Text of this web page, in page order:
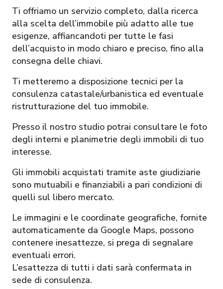
Ti offriamo un servizio completo, dalla ricerca
alla scelta dell’immobile più adatto alle tue
esigenze, affiancandoti per tutte le fasi
dell’acquisto in modo chiaro e preciso, fino alla
consegna delle chiavi.
Ti metteremo a disposizione tecnici per la
consulenza catastale/urbanistica ed eventuale
ristrutturazione del tuo immobile.
Presso il nostro studio potrai consultare le foto
degli interni e planimetrie degli immobili di tuo
interesse.
Gli immobili acquistati tramite aste giudiziarie
sono mutuabili e finanziabili a pari condizioni di
quelli sul libero mercato.
Le immagini e le coordinate geografiche, fornite
automaticamente da Google Maps, possono
contenere inesattezze, si prega di segnalare
eventuali errori.
L’esattezza di tutti i dati sarà confermata in
sede di consulenza.